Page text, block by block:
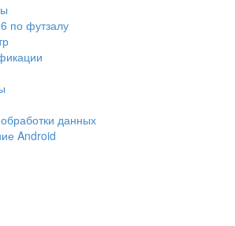
по футзалу
данных
Android